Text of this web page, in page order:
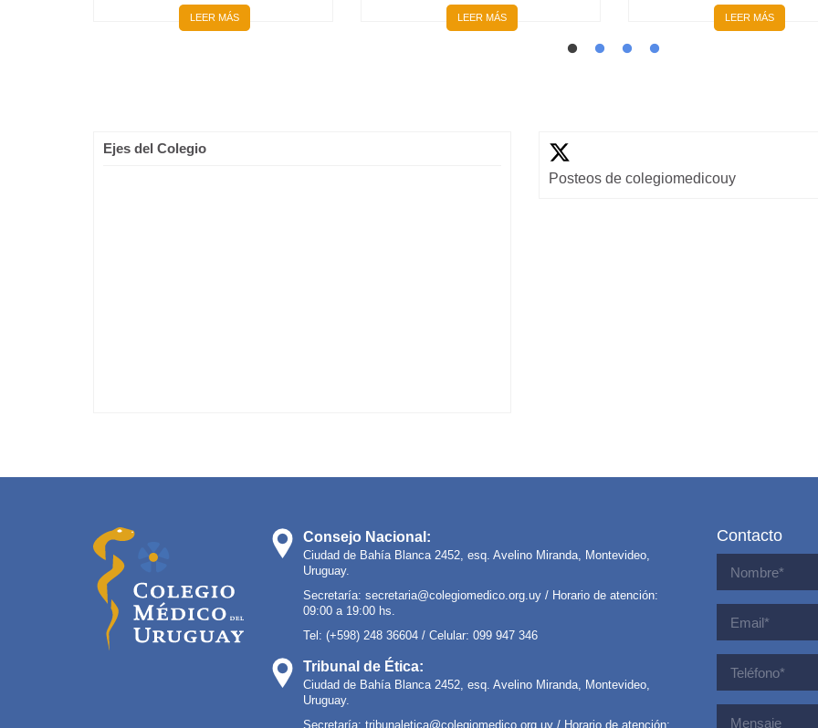
LEER MÁS LEER MÁS LEER MÁS
Ejes del Colegio
Posteos de colegiomedicouy
Consejo Nacional:
Ciudad de Bahía Blanca 2452, esq. Avelino Miranda, Montevideo,
Uruguay.
Secretaría: secretaria@colegiomedico.org.uy / Horario de atención:
09:00 a 19:00 hs.
Tel: (+598) 248 36604 / Celular: 099 947 346
Tribunal de Ética:
Ciudad de Bahía Blanca 2452, esq. Avelino Miranda, Montevideo,
Uruguay.
Secretaría: tribunaletica@colegiomedico.org.uy / Horario de atención:
Contacto